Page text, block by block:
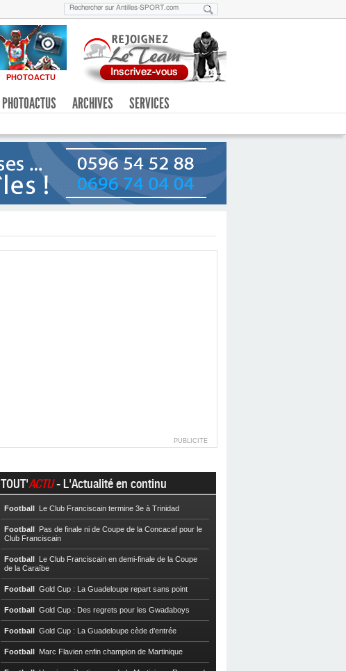
PHOTOACTU
PHOTOACTUS ARCHIVES SERVICES
PUBLICITE
TOUT'ACTU- L'Actualité en continu
Football Le Club Franciscain termine 3e à Trinidad
Football Pas de finale ni de Coupe de la Concacaf pour le
Club Franciscain
Football Le Club Franciscain en demi-finale de la Coupe
de la Caraïbe
Football Gold Cup : La Guadeloupe repart sans point
Football Gold Cup : Des regrets pour les Gwadaboys
Football Gold Cup : La Guadeloupe cède d’entrée
Football Marc Flavien enfin champion de Martinique